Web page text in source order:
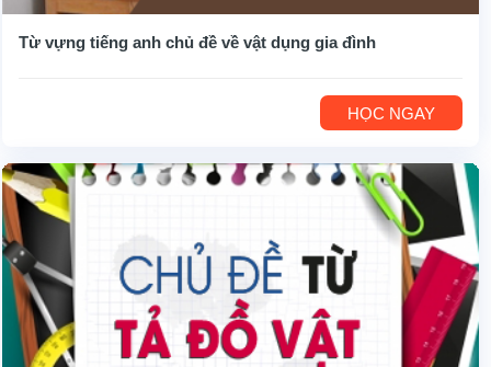
Từ vựng tiếng anh chủ đề về vật dụng gia đình
HỌC NGAY